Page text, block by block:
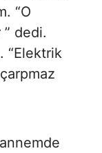
“O
dedi.
“Elektrik